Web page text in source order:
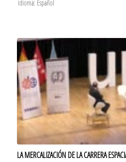
Idioma: Español
LA MERCALIZACIÓN DE LA CARRERA